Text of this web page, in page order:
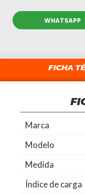
WHATSAPP
FICHA
Marca
Modelo
Medida
Índice de carga